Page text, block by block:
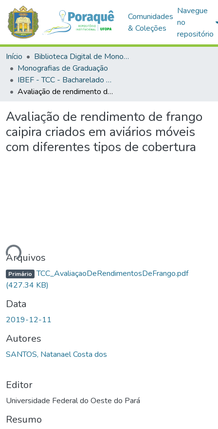
Comunidades
& Coleções
Navegue
no
repositório
Início
Biblioteca Digital de Monografias (BDM)
Monografias de Graduação
IBEF - TCC - Bacharelado em Zootecnia
Avaliação de rendimento de frango caipira criados em aviários móveis com diferentes tipos de cobertura
Avaliação de rendimento de frango
caipira criados em aviários móveis
com diferentes tipos de cobertura
Arquivos
Primário TCC_AvaliaçaoDeRendimentosDeFrango.pdf
(427.34 KB)
Data
2019-12-11
Autores
SANTOS, Natanael Costa dos
Editor
Universidade Federal do Oeste do Pará
Resumo